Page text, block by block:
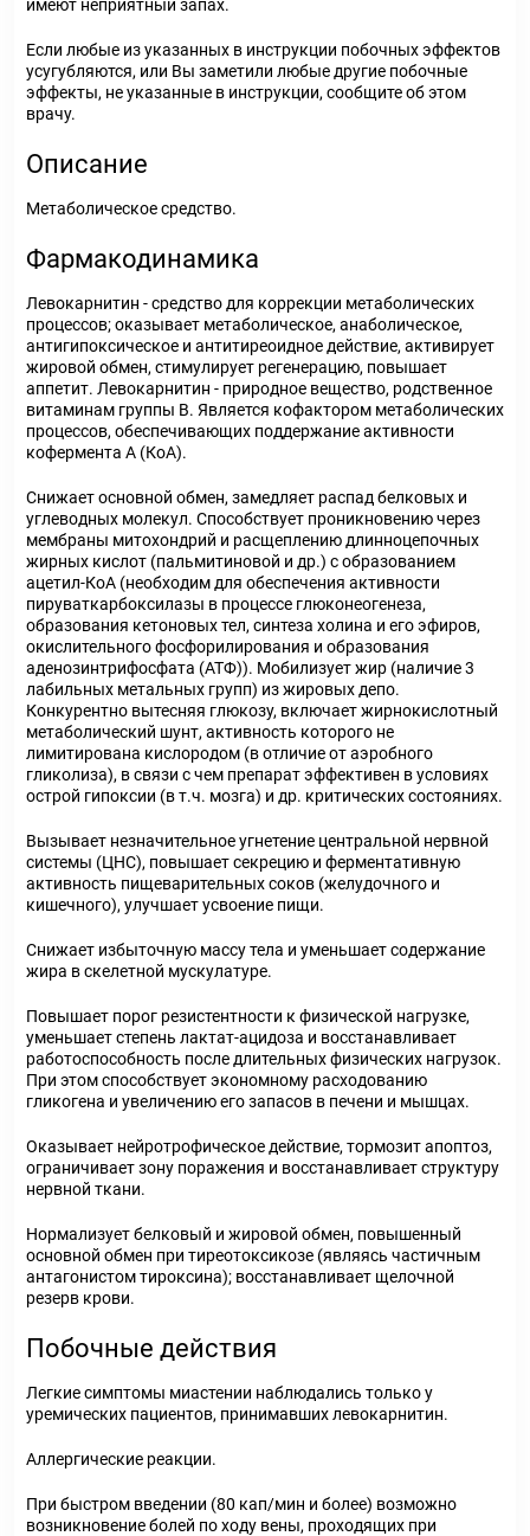
имеют неприятный запах.
Если любые из указанных в инструкции побочных эффектов
усугубляются, или Вы заметили любые другие побочные
эффекты, не указанные в инструкции, сообщите об этом
врачу.
Описание
Метаболическое средство.
Фармакодинамика
Левокарнитин - средство для коррекции метаболических
процессов; оказывает метаболическое, анаболическое,
антигипоксическое и антитиреоидное действие, активирует
жировой обмен, стимулирует регенерацию, повышает
аппетит. Левокарнитин - природное вещество, родственное
витаминам группы В. Является кофактором метаболических
процессов, обеспечивающих поддержание активности
кофермента А (КоА).
Снижает основной обмен, замедляет распад белковых и
углеводных молекул. Способствует проникновению через
мембраны митохондрий и расщеплению длинноцепочных
жирных кислот (пальмитиновой и др.) с образованием
ацетил-КоА (необходим для обеспечения активности
пируваткарбоксилазы в процессе глюконеогенеза,
образования кетоновых тел, синтеза холина и его эфиров,
окислительного фосфорилирования и образования
аденозинтрифосфата (АТФ)). Мобилизует жир (наличие 3
лабильных метальных групп) из жировых депо.
Конкурентно вытесняя глюкозу, включает жирнокислотный
метаболический шунт, активность которого не
лимитирована кислородом (в отличие от аэробного
гликолиза), в связи с чем препарат эффективен в условиях
острой гипоксии (в т.ч. мозга) и др. критических состояниях.
Вызывает незначительное угнетение центральной нервной
системы (ЦНС), повышает секрецию и ферментативную
активность пищеварительных соков (желудочного и
кишечного), улучшает усвоение пищи.
Снижает избыточную массу тела и уменьшает содержание
жира в скелетной мускулатуре.
Повышает порог резистентности к физической нагрузке,
уменьшает степень лактат-ацидоза и восстанавливает
работоспособность после длительных физических нагрузок.
При этом способствует экономному расходованию
гликогена и увеличению его запасов в печени и мышцах.
Оказывает нейротрофическое действие, тормозит апоптоз,
ограничивает зону поражения и восстанавливает структуру
нервной ткани.
Нормализует белковый и жировой обмен, повышенный
основной обмен при тиреотоксикозе (являясь частичным
антагонистом тироксина); восстанавливает щелочной
резерв крови.
Побочные действия
Легкие симптомы миастении наблюдались только у
уремических пациентов, принимавших левокарнитин.
Аллергические реакции.
При быстром введении (80 кап/мин и более) возможно
возникновение болей по ходу вены, проходящих при